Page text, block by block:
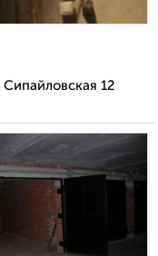
12